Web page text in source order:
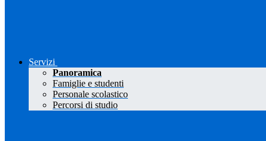
Servizi
Panoramica
Famiglie e studenti
Personale scolastico
Percorsi di studio